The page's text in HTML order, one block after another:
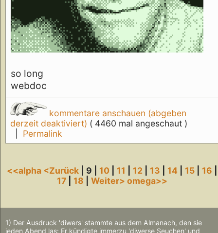
so long
webdoc
kommentare anschauen (abgeben
derzeit deaktiviert) ( 4460 mal angeschaut )
Permalink
<<alpha <Zurück | 9 | 10 11 12 13 14 15 16
17
18 |Weiter>omega>>
1) Der Ausdruck 'diwers' stammte aus dem Almanach, den sie
jeden Abend las: Er kündigte immerzu 'diwerse Seuchen' und